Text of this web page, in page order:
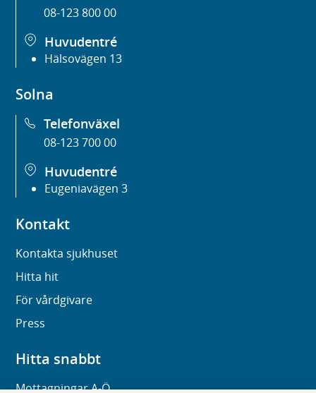
08-123 800 00
Huvudentré
Hälsovägen 13
Solna
Telefonväxel
08-123 700 00
Huvudentré
Eugeniavägen 3
Kontakt
Kontakta sjukhuset
Hitta hit
För vårdgivare
Press
Hitta snabbt
Mottagningar A-Ö